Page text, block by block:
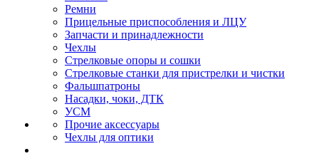
Ремни
Прицельные приспособления и ЛЦУ
Запчасти и принадлежности
Чехлы
Стрелковые опоры и сошки
Стрелковые станки для пристрелки и чистки
Фальшпатроны
Насадки, чоки, ДТК
УСМ
Прочие аксессуары
Чехлы для оптики